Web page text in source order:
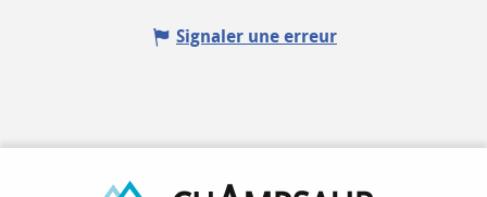
Signaler une erreur